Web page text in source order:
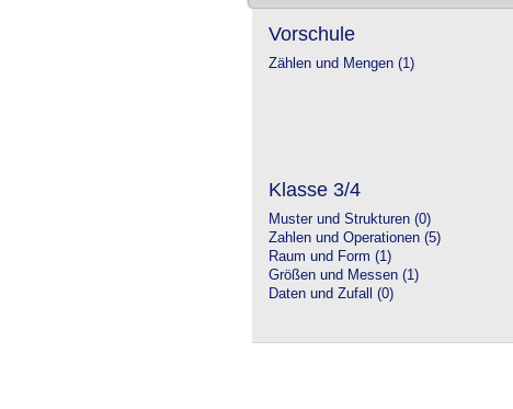
Vorschule
Zählen und Mengen (1)
Klasse 3/4
Muster und Strukturen (0)
Zahlen und Operationen (5)
Raum und Form (1)
Größen und Messen (1)
Daten und Zufall (0)